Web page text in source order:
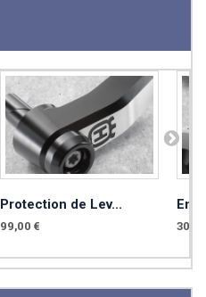
Protection de Lev...
99,00 €